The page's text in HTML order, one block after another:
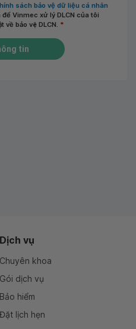
sách bảo vệ dữ liệu cá nhân
để Vinmec xử lý DLCN của tôi
bảo vệ DLCN. *
tin
Dịch vụ
Chuyên khoa
Gói dịch vụ
Bảo hiểm
Đặt lịch hẹn